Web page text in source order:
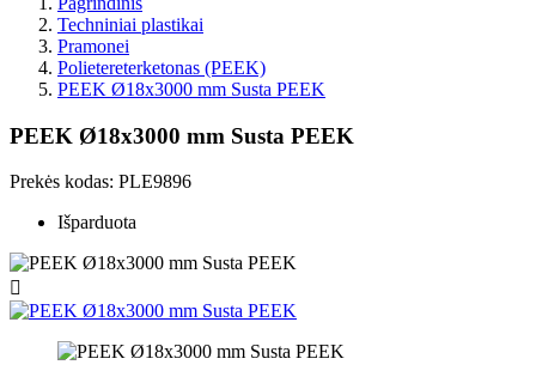
Techniniai plastikai
Pramonei
Polietereterketonas (PEEK)
PEEK Ø18x3000 mm Susta PEEK
PEEK Ø18x3000 mm Susta PEEK
Prekės kodas: PLE9896
Išparduota
